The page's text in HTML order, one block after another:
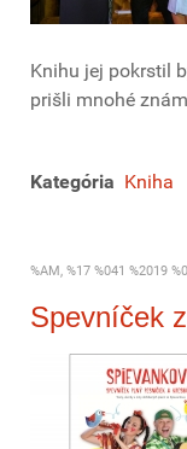
Knihu jej pokrstil
prišli mnohé
Kategória Kniha
%AM, %17 %041 %2019
Spevníček